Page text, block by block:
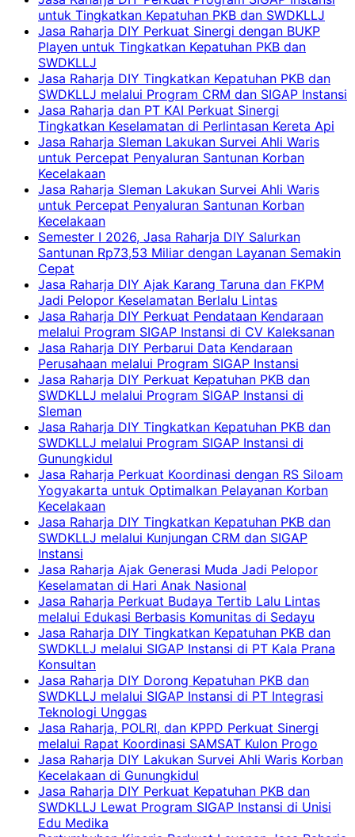
untuk Tingkatkan Kepatuhan PKB dan SWDKLLJ
Jasa Raharja DIY Perkuat Sinergi dengan BUKP
Playen untuk Tingkatkan Kepatuhan PKB dan
SWDKLLJ
Jasa Raharja DIY Tingkatkan Kepatuhan PKB dan
SWDKLLJ melalui Program CRM dan SIGAP Instansi
Jasa Raharja dan PT KAI Perkuat Sinergi
Tingkatkan Keselamatan di Perlintasan Kereta Api
Jasa Raharja Sleman Lakukan Survei Ahli Waris
untuk Percepat Penyaluran Santunan Korban
Kecelakaan
Jasa Raharja Sleman Lakukan Survei Ahli Waris
untuk Percepat Penyaluran Santunan Korban
Kecelakaan
Semester I 2026, Jasa Raharja DIY Salurkan
Santunan Rp73,53 Miliar dengan Layanan Semakin
Cepat
Jasa Raharja DIY Ajak Karang Taruna dan FKPM
Jadi Pelopor Keselamatan Berlalu Lintas
Jasa Raharja DIY Perkuat Pendataan Kendaraan
melalui Program SIGAP Instansi di CV Kaleksanan
Jasa Raharja DIY Perbarui Data Kendaraan
Perusahaan melalui Program SIGAP Instansi
Jasa Raharja DIY Perkuat Kepatuhan PKB dan
SWDKLLJ melalui Program SIGAP Instansi di
Sleman
Jasa Raharja DIY Tingkatkan Kepatuhan PKB dan
SWDKLLJ melalui Program SIGAP Instansi di
Gunungkidul
Jasa Raharja Perkuat Koordinasi dengan RS Siloam
Yogyakarta untuk Optimalkan Pelayanan Korban
Kecelakaan
Jasa Raharja DIY Tingkatkan Kepatuhan PKB dan
SWDKLLJ melalui Kunjungan CRM dan SIGAP
Instansi
Jasa Raharja Ajak Generasi Muda Jadi Pelopor
Keselamatan di Hari Anak Nasional
Jasa Raharja Perkuat Budaya Tertib Lalu Lintas
melalui Edukasi Berbasis Komunitas di Sedayu
Jasa Raharja DIY Tingkatkan Kepatuhan PKB dan
SWDKLLJ melalui SIGAP Instansi di PT Kala Prana
Konsultan
Jasa Raharja DIY Dorong Kepatuhan PKB dan
SWDKLLJ melalui SIGAP Instansi di PT Integrasi
Teknologi Unggas
Jasa Raharja, POLRI, dan KPPD Perkuat Sinergi
melalui Rapat Koordinasi SAMSAT Kulon Progo
Jasa Raharja DIY Lakukan Survei Ahli Waris Korban
Kecelakaan di Gunungkidul
Jasa Raharja DIY Perkuat Kepatuhan PKB dan
SWDKLLJ Lewat Program SIGAP Instansi di Unisi
Edu Medika